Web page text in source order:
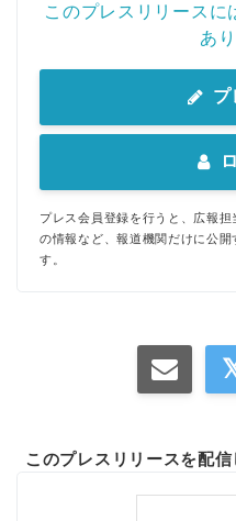
このプレスリリースに
あ
プ
プレス会員登録を行うと、広報
の情報など、報道機関だけに公
す。
このプレスリリースを配